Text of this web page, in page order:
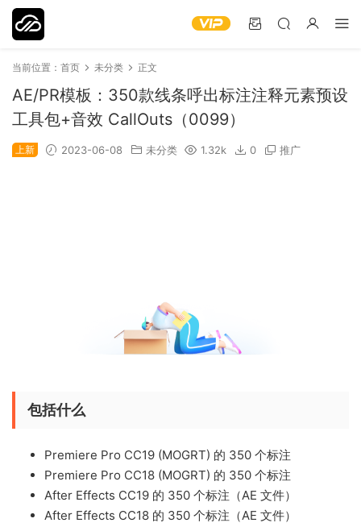
当前位置： 首页 未分类 正文
AE/PR模板：350款线条呼出标注注释元素预设
工具包+音效 CallOuts（0099）
上新 2023-06-08 未分类 1.32k 0 推广
包括什么
Premiere Pro CC19 (MOGRT) 的 350 个标注
Premiere Pro CC18 (MOGRT) 的 350 个标注
After Effects CC19 的 350 个标注（AE 文件）
After Effects CC18 的 350 个标注（AE 文件）